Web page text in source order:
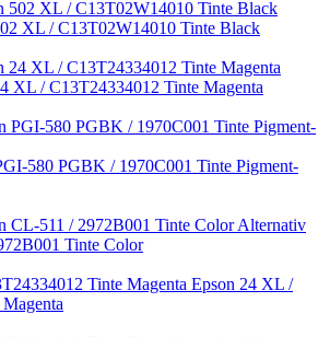
XL / C13T02W14010 Tinte Black
XL / C13T24334012 Tinte Magenta
580 PGBK / 1970C001 Tinte Pigment-
Alternativ
Tinte Color
Epson 24 XL /